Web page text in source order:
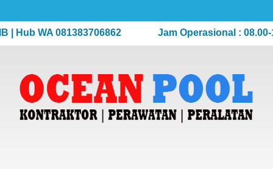
WA 081383706862 Jam Operasional : 08.00-